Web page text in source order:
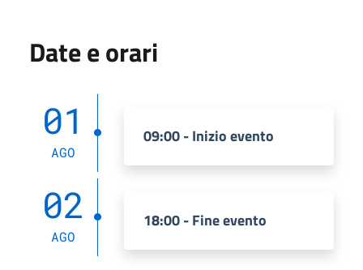
Date e orari
01
AGO
09:00 - Inizio evento
02
AGO
18:00 - Fine evento